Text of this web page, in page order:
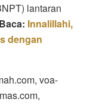
lantaran
Innalillahi,
dengan
voa-